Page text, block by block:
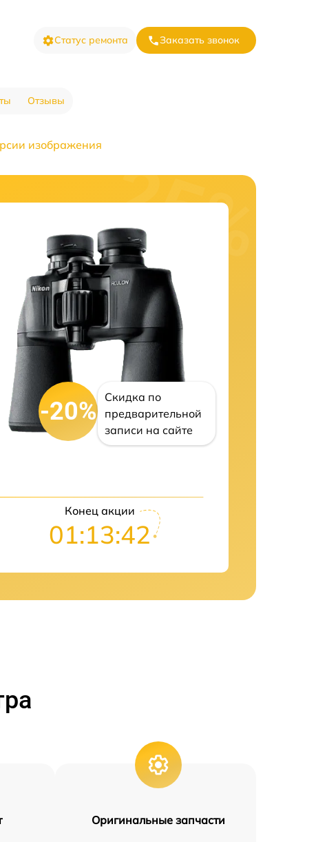
Статус ремонта Заказать звонок
Отзывы
изображения
-20%
Скидка по
предварительной
записи на сайте
Конец акции
01:13:41
Оригинальные запчасти